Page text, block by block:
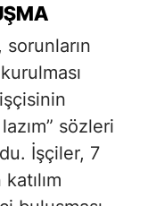
sorunların
sözleri
İşçiler, 7